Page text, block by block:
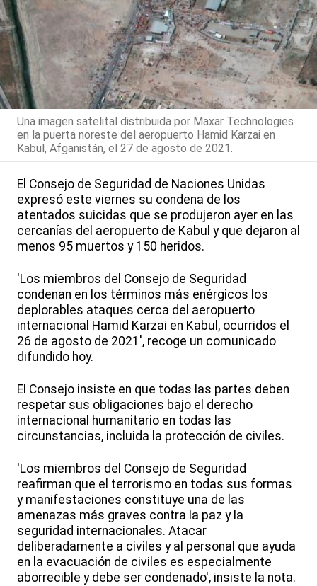
Una imagen satelital distribuida por Maxar Technologies
en la puerta noreste del aeropuerto Hamid Karzai en
Kabul, Afganistán, el 27 de agosto de 2021.
El Consejo de Seguridad de Naciones Unidas
expresó este viernes su condena de los
atentados suicidas que se produjeron ayer en las
cercanías del aeropuerto de Kabul y que dejaron al
menos 95 muertos y 150 heridos.
'Los miembros del Consejo de Seguridad
condenan en los términos más enérgicos los
deplorables ataques cerca del aeropuerto
internacional Hamid Karzai en Kabul, ocurridos el
26 de agosto de 2021', recoge un comunicado
difundido hoy.
El Consejo insiste en que todas las partes deben
respetar sus obligaciones bajo el derecho
internacional humanitario en todas las
circunstancias, incluida la protección de civiles.
'Los miembros del Consejo de Seguridad
reafirman que el terrorismo en todas sus formas
y manifestaciones constituye una de las
amenazas más graves contra la paz y la
seguridad internacionales. Atacar
deliberadamente a civiles y al personal que ayuda
en la evacuación de civiles es especialmente
aborrecible y debe ser condenado', insiste la nota.